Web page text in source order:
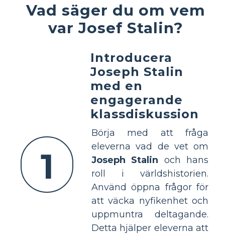
Vad säger du om vem
var Josef Stalin?
1
Introducera
Joseph Stalin
med en
engagerande
klassdiskussion
Börja med att fråga
eleverna vad de vet om
Joseph Stalin och hans
roll i världshistorien.
Använd öppna frågor för
att väcka nyfikenhet och
uppmuntra deltagande.
Detta hjälper eleverna att